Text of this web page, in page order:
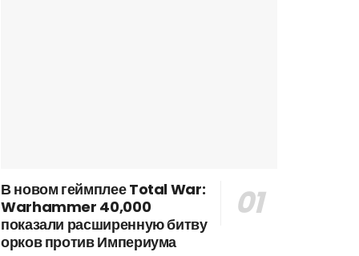
В новом геймплее Total War:
Warhammer 40,000
показали расширенную битву
орков против Империума